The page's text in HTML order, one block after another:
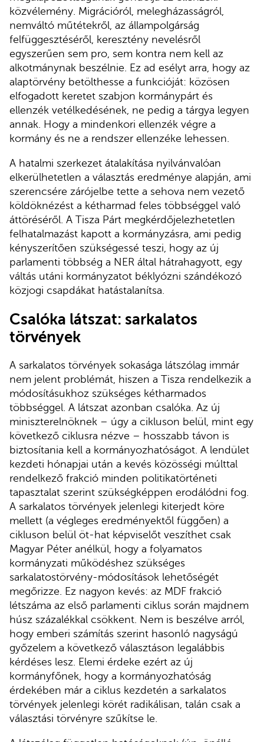
közvélemény. Migrációról, melegházasságról,
nemváltó műtétekről, az állampolgárság
felfüggesztéséről, keresztény nevelésről
egyszerűen sem pro, sem kontra nem kell az
alkotmánynak beszélnie. Ez ad esélyt arra, hogy az
alaptörvény betölthesse a funkcióját: közösen
elfogadott keretet szabjon kormánypárt és
ellenzék vetélkedésének, ne pedig a tárgya legyen
annak. Hogy a mindenkori ellenzék végre a
kormány és ne a rendszer ellenzéke lehessen.
A hatalmi szerkezet átalakítása nyilvánvalóan
elkerülhetetlen a választás eredménye alapján, ami
szerencsére zárójelbe tette a sehova nem vezető
köldöknézést a kétharmad feles többséggel való
áttöréséről. A Tisza Párt megkérdőjelezhetetlen
felhatalmazást kapott a kormányzásra, ami pedig
kényszerítően szükségessé teszi, hogy az új
parlamenti többség a NER által hátrahagyott, egy
váltás utáni kormányzatot béklyózni szándékozó
közjogi csapdákat hatástalanítsa.
Csalóka látszat: sarkalatos
törvények
A sarkalatos törvények sokasága látszólag immár
nem jelent problémát, hiszen a Tisza rendelkezik a
módosításukhoz szükséges kétharmados
többséggel. A látszat azonban csalóka. Az új
miniszterelnöknek – úgy a cikluson belül, mint egy
következő ciklusra nézve – hosszabb távon is
biztosítania kell a kormányozhatóságot. A lendület
kezdeti hónapjai után a kevés közösségi múlttal
rendelkező frakció minden politikatörténeti
tapasztalat szerint szükségképpen erodálódni fog.
A sarkalatos törvények jelenlegi kiterjedt köre
mellett (a végleges eredményektől függően) a
cikluson belül öt-hat képviselőt veszíthet csak
Magyar Péter anélkül, hogy a folyamatos
kormányzati működéshez szükséges
sarkalatostörvény-módosítások lehetőségét
megőrizze. Ez nagyon kevés: az MDF frakció
létszáma az első parlamenti ciklus során majdnem
húsz százalékkal csökkent. Nem is beszélve arról,
hogy emberi számítás szerint hasonló nagyságú
győzelem a következő választáson legalábbis
kérdéses lesz. Elemi érdeke ezért az új
kormányfőnek, hogy a kormányozhatóság
érdekében már a ciklus kezdetén a sarkalatos
törvények jelenlegi körét radikálisan, talán csak a
választási törvényre szűkítse le.